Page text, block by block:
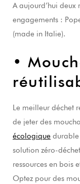
A aujourd’hui deux
engagements :
(made in Italie).
•
Le meilleur déchet
de jeter des
écologique durable
solution zéro-
ressources en bois
Optez pour des